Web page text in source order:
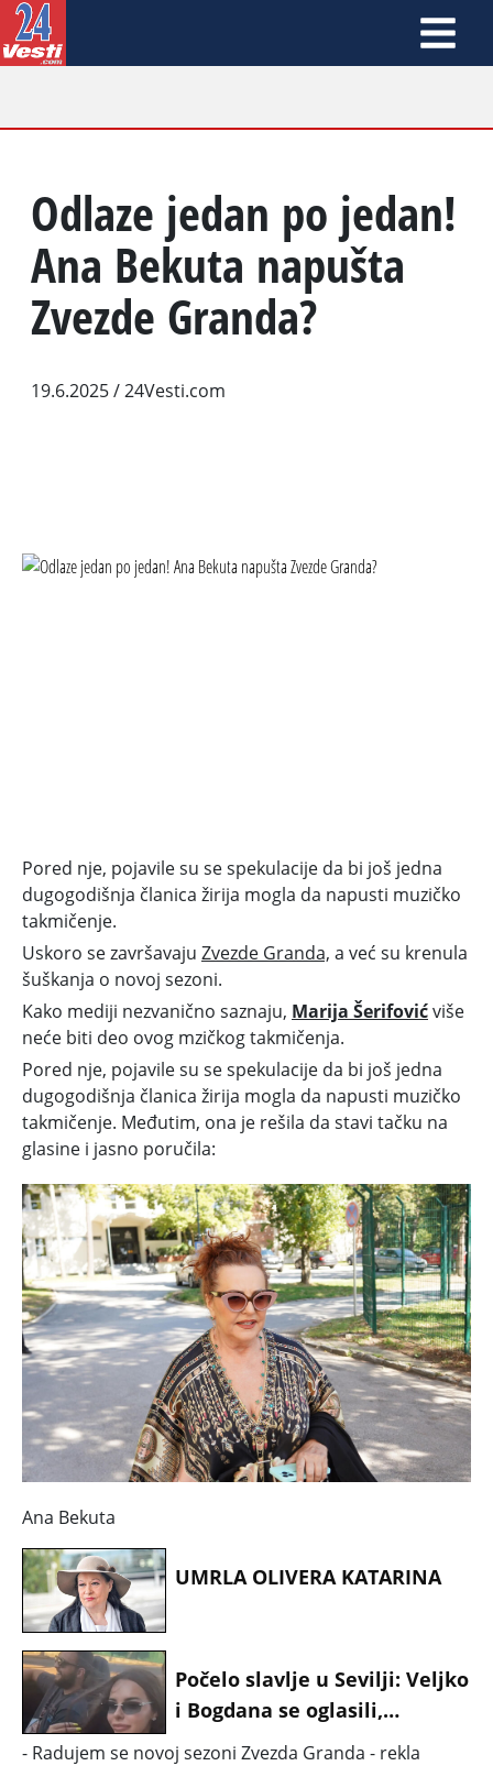
Odlaze jedan po jedan!
Ana Bekuta napušta
Zvezde Granda?
19.6.2025/ 24Vesti.com
Pored nje, pojavile su se spekulacije da bi još jedna
dugogodišnja članica žirija mogla da napusti muzičko
takmičenje.
Uskoro se završavaju Zvezde Granda, a već su krenula
šuškanja o novoj sezoni.
Kako mediji nezvanično saznaju, Marija Šerifovićviše
neće biti deo ovog mzičkog takmičenja.
Pored nje, pojavile su se spekulacije da bi još jedna
dugogodišnja članica žirija mogla da napusti muzičko
takmičenje. Međutim, ona je rešila da stavi tačku na
glasine i jasno poručila:
Ana Bekuta
UMRLA OLIVERA KATARINA
Počelo slavlje u Sevilji: Veljko
i Bogdana se oglasili,
pokazali kako luduju nakon
- Radujem se novoj sezoni Zvezda Granda - rekla